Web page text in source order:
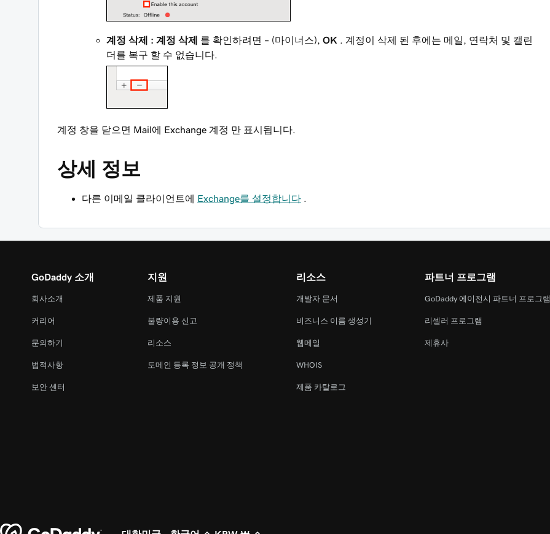
계정 삭제 : 계정 삭제 를 확인하려면 – (마이너스), OK . 계정이 삭제 된 후에는 메일, 연락처 및 캘린
더를 복구 할 수 없습니다.
계정 창을 닫으면 Mail에 Exchange 계정 만 표시됩니다.
상세 정보
다른 이메일 클라이언트에 Exchange를 설정합니다
GoDaddy 소개
회사소개
커리어
문의하기
법적사항
보안 센터
지원
제품 지원
불량이용 신고
리소스
도메인 등록 정보 공개 정책
리소스
개발자 문서
비즈니스 이름 생성기
웹메일
WHOIS
제품 카탈로그
파트너 프로그램
GoDaddy 에이전시 파트너 프로그램
리셀러 프로그램
제휴사